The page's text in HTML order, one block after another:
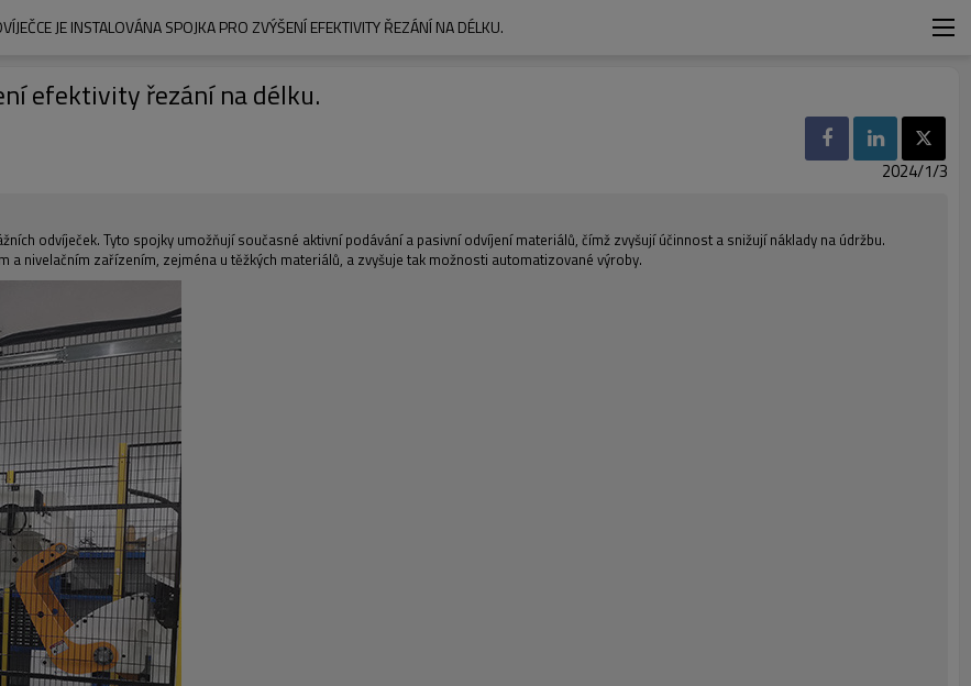
JE INSTALOVÁNA SPOJKA PRO ZVÝŠENÍ EFEKTIVITY ŘEZÁNÍ NA DÉLKU.
efektivity řezání na délku.
2024/1/3
odvíječek. Tyto spojky umožňují současné aktivní podávání a pasivní odvíjení materiálů, čímž zvyšují účinnost a snižují náklady na údržbu.
nivelačním zařízením, zejména u těžkých materiálů, a zvyšuje tak možnosti automatizované výroby.